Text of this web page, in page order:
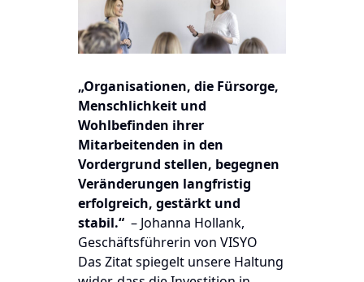
„Organisationen, die Fürsorge,
Menschlichkeit und
Wohlbefinden ihrer
Mitarbeitenden in den
Vordergrund stellen, begegnen
Veränderungen langfristig
erfolgreich, gestärkt und
stabil.“ – Johanna Hollank,
Geschäftsführerin von VISYO
Das Zitat spiegelt unsere Haltung